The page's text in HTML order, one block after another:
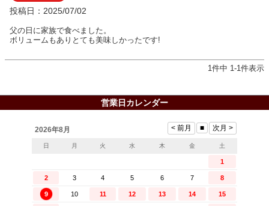
投稿日 2025/07/02
父の日に家族で食べました。
ボリュームもありとても美味しかったです!
1件中 1-1件表示
営業日カレンダー